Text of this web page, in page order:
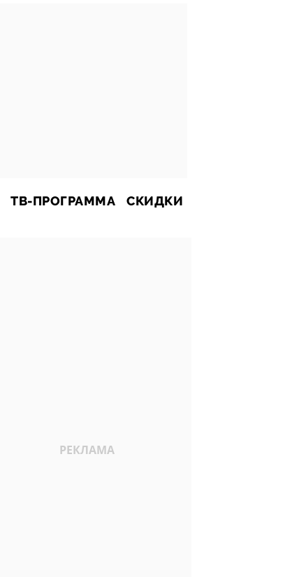
ТВ-ПРОГРАММА СКИДКИ